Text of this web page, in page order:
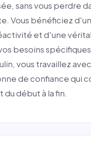
sans vous perdre
Vous bénéficiez
et d'une
besoins
vous travaillez
de confiance qui
début à la fin.